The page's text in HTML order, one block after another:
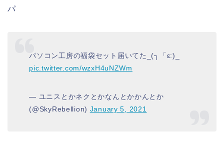
パ
パソコン工房の福袋セット届いてた_(┐「ε:)_
pic.twitter.com/wzxH4uNZWm
— ユニスとかネクとかなんとかかんとか
(@SkyRebellion) January 5, 2021